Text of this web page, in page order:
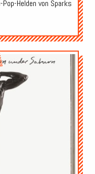
Helden von Sparks